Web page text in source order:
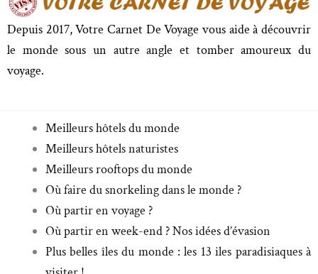
Depuis 2017, Votre Carnet De Voyage vous aide à découvrir
le monde sous un autre angle et tomber amoureux du
voyage.
Meilleurs hôtels du monde
Meilleurs hôtels naturistes
Meilleurs rooftops du monde
Où faire du snorkeling dans le monde ?
Où partir en voyage ?
Où partir en week-end ? Nos idées d’évasion
Plus belles îles du monde : les 13 iles paradisiaques à